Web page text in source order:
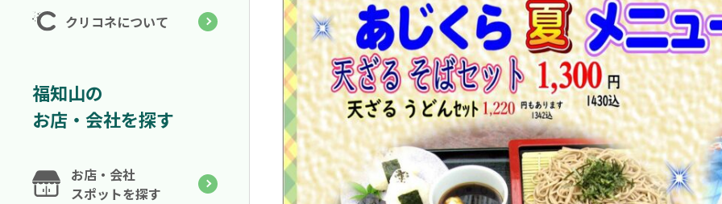
クリコネについて
福知山の
お店・会社を探す
お店・会社
スポットを探す